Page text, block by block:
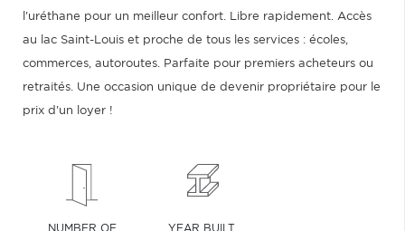
l'uréthane pour un meilleur confort. Libre rapidement. Accès
au lac Saint-Louis et proche de tous les services : écoles,
commerces, autoroutes. Parfaite pour premiers acheteurs ou
retraités. Une occasion unique de devenir propriétaire pour le
prix d'un loyer !
NUMBER OF
YEAR BUILT